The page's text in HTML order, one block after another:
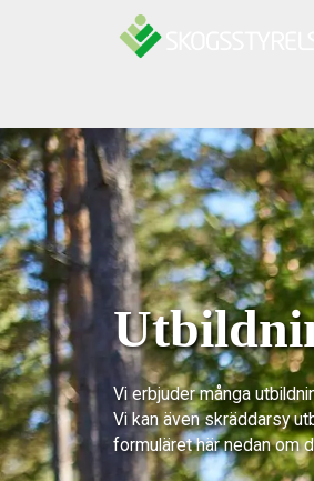
Vi erbjuder många
Vi kan även skräddarsy
formuläret här nedan om